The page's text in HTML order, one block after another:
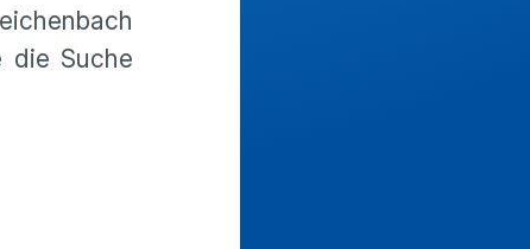
die Suche